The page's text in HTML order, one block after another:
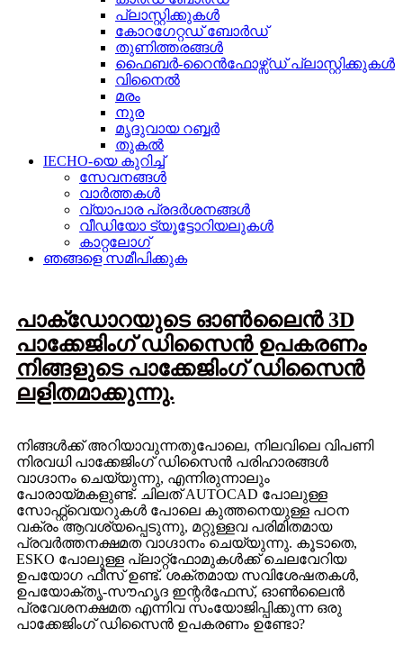
പ്ലാസ്റ്റിക്കുകൾ
കോറഗേറ്റഡ് ബോർഡ്
തുണിത്തരങ്ങൾ
ഫൈബർ-റൈൻഫോഴ്സ്ഡ് പ്ലാസ്റ്റിക്കുകൾ
വിനൈൽ
മരം
നുര
മൃദുവായ റബ്ബർ
തുകൽ
IECHO-യെ കുറിച്ച്
സേവനങ്ങള്‍
വാർത്തകൾ
വ്യാപാര പ്രദർശനങ്ങൾ
വീഡിയോ ട്യൂട്ടോറിയലുകൾ
കാറ്റലോഗ്
ഞങ്ങളെ സമീപിക്കുക
പാക്ഡോറയുടെ ഓൺലൈൻ 3D
പാക്കേജിംഗ് ഡിസൈൻ ഉപകരണം
നിങ്ങളുടെ പാക്കേജിംഗ് ഡിസൈൻ
ലളിതമാക്കുന്നു.
നിങ്ങൾക്ക് അറിയാവുന്നതുപോലെ, നിലവിലെ വിപണി
നിരവധി പാക്കേജിംഗ് ഡിസൈൻ പരിഹാരങ്ങൾ
വാഗ്ദാനം ചെയ്യുന്നു, എന്നിരുന്നാലും
പോരായ്മകളുണ്ട്. ചിലത് AUTOCAD പോലുള്ള
സോഫ്റ്റ്‌വെയറുകൾ പോലെ കുത്തനെയുള്ള പഠന
വക്രം ആവശ്യപ്പെടുന്നു, മറ്റുള്ളവ പരിമിതമായ
പ്രവർത്തനക്ഷമത വാഗ്ദാനം ചെയ്യുന്നു. കൂടാതെ,
ESKO പോലുള്ള പ്ലാറ്റ്‌ഫോമുകൾക്ക് ചെലവേറിയ
ഉപയോഗ ഫീസ് ഉണ്ട്. ശക്തമായ സവിശേഷതകൾ,
ഉപയോക്തൃ-സൗഹൃദ ഇന്റർഫേസ്, ഓൺലൈൻ
പ്രവേശനക്ഷമത എന്നിവ സംയോജിപ്പിക്കുന്ന ഒരു
പാക്കേജിംഗ് ഡിസൈൻ ഉപകരണം ഉണ്ടോ?